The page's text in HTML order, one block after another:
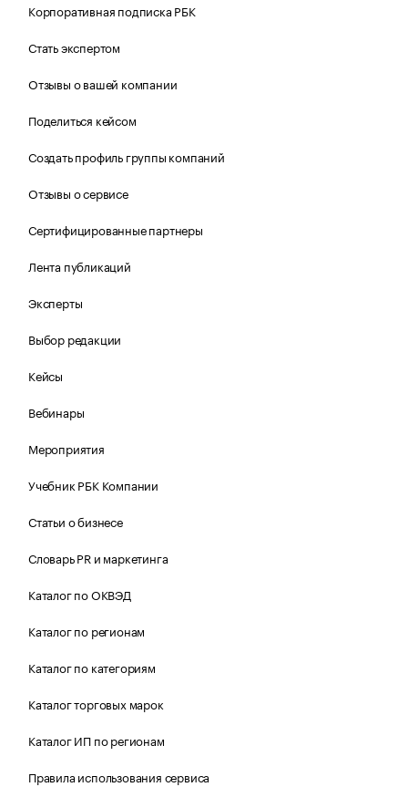
Корпоративная подписка РБК
Стать экспертом
Отзывы о вашей компании
Поделиться кейсом
Создать профиль группы компаний
Отзывы о сервисе
Сертифицированные партнеры
Лента публикаций
Эксперты
Выбор редакции
Кейсы
Вебинары
Мероприятия
Учебник РБК Компании
Статьи о бизнесе
Словарь PR и маркетинга
Каталог по ОКВЭД
Каталог по регионам
Каталог по категориям
Каталог торговых марок
Каталог ИП по регионам
Правила использования сервиса